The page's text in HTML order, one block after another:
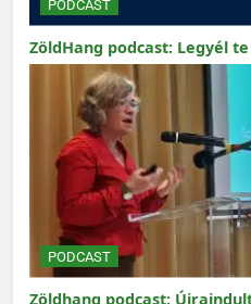
PODCAST
ZöldHang podcast: Legyél
PODCAST
Zöldhang podcast: